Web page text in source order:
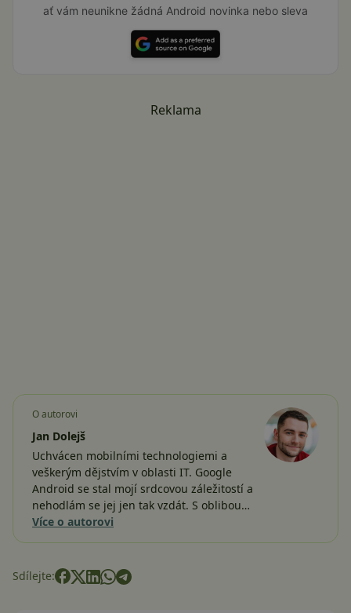
ať vám neunikne žádná Android novinka nebo sleva
Reklama
O autorovi
Jan Dolejš
Uchvácen mobilními technologiemi a
veškerým dějstvím v oblasti IT. Google
Android se stal mojí srdcovou záležitostí a
nehodlám se jej jen tak vzdát. S oblibou…
Více o autorovi
Sdílejte: